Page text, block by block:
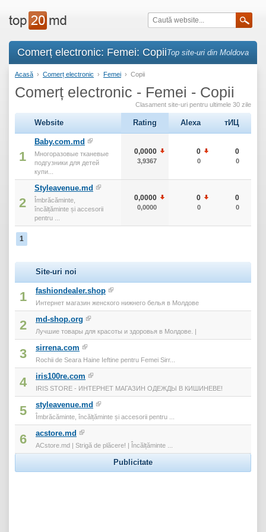
Comerț electronic: Femei: CopiiTop site-uri din Moldova
Acasă › Comerț electronic › Femei › Copii
Comerț electronic - Femei - Copii
Clasament site-uri pentru ultimele 30 zile
Website Rating Alexa тИЦ
1
Baby.com.md
Многоразовые тканевые
подгузники для детей
купи...
0,0000
3,9367
0
0
0
0
2
Styleavenue.md
Îmbrăcăminte,
încălțăminte și accesorii
pentru ...
0,0000
0,0000
0
0
0
0
1
Site-uri noi
1 fashiondealer.shop
Интернет магазин женского нижнего белья в Молдове
2 md-shop.org
Лучшие товары для красоты и здоровья в Молдове. |
3 sirrena.com
Rochii de Seara Haine Ieftine pentru Femei Sirr...
4 iris100re.com
IRIS STORE - ИНТЕРНЕТ МАГАЗИН ОДЕЖДЫ В КИШИНЕВЕ!
5 styleavenue.md
Îmbrăcăminte, încălțăminte și accesorii pentru ...
6 acstore.md
ACstore.md | Strigă de plăcere! | Încălțăminte ...
Publicitate